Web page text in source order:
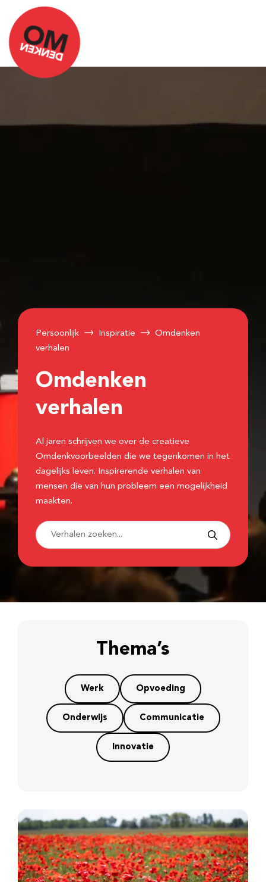
Persoonlijk Inspiratie
Omdenken
verhalen
Omdenken
verhalen
Al jaren schrijven we over de creatieve
Omdenkvoorbeelden die we tegenkomen in het
dagelijks leven. Inspirerende verhalen van
mensen die van hun probleem een mogelijkheid
maakten.
Thema’s
Werk Opvoeding
Onderwijs Communicatie
Innovatie